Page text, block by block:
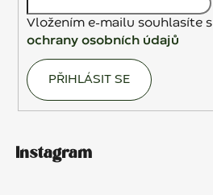
Vložením e-mailu souhlasíte s
ochrany osobních údajů
PŘIHLÁSIT SE
Instagram